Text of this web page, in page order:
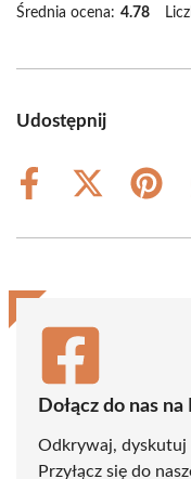
Średnia ocena: 4.78
Udostępnij
Share
Share
(Twitter)
Share
Dołącz do nas
Odkrywaj, dyskutuj
Przyłącz się do